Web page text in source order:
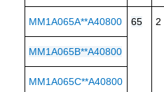
MM1A065A**A40800 65 2
MM1A065B**A40800
MM1A065C**A40800